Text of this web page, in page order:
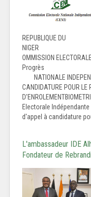
REPUBLIQUE DU
OMMISSION
NATIONALE
CANDIDATURE POUR LE
Electorale Indépendante
d'appel à candidature
L'ambassadeur IDE
Fondateur de